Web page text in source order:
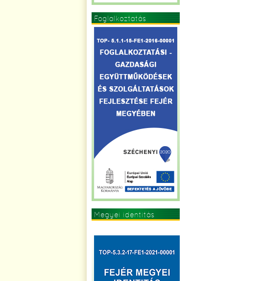
Foglalkoztatás
Megyei identitás